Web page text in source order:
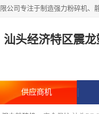
汕头经济特区震
供应商机